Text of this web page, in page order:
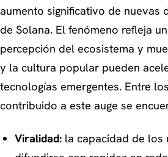
aumento significativo de nuevas
de Solana. El fenómeno refleja
percepción del ecosistema y
y la cultura popular pueden
tecnologías emergentes. Entre
contribuido a este auge se
Viralidad:la capacidad de los